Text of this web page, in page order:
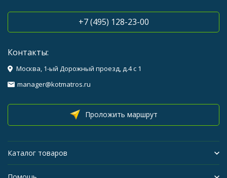
+7 (495) 128-23-00
Контакты:
Москва, 1-ый Дорожный проезд, д.4 с 1
manager@kotmatros.ru
Проложить маршрут
Каталог товаров